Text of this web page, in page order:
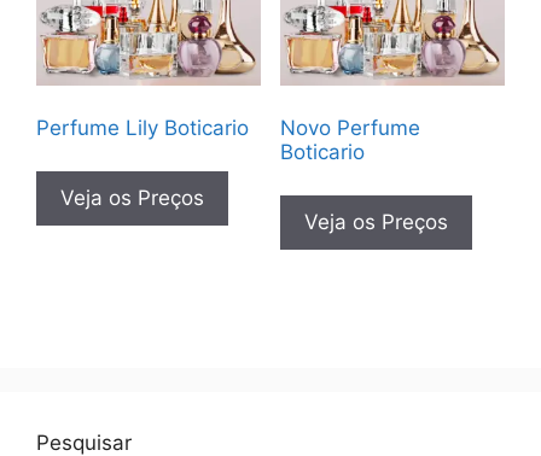
Perfume Lily Boticario
Veja os Preços
Novo Perfume
Boticario
Veja os Preços
Pesquisar